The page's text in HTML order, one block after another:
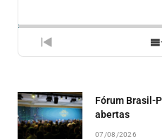
PREVIOUS
EPISODE
Fórum Brasil-
abertas
07/08/2026